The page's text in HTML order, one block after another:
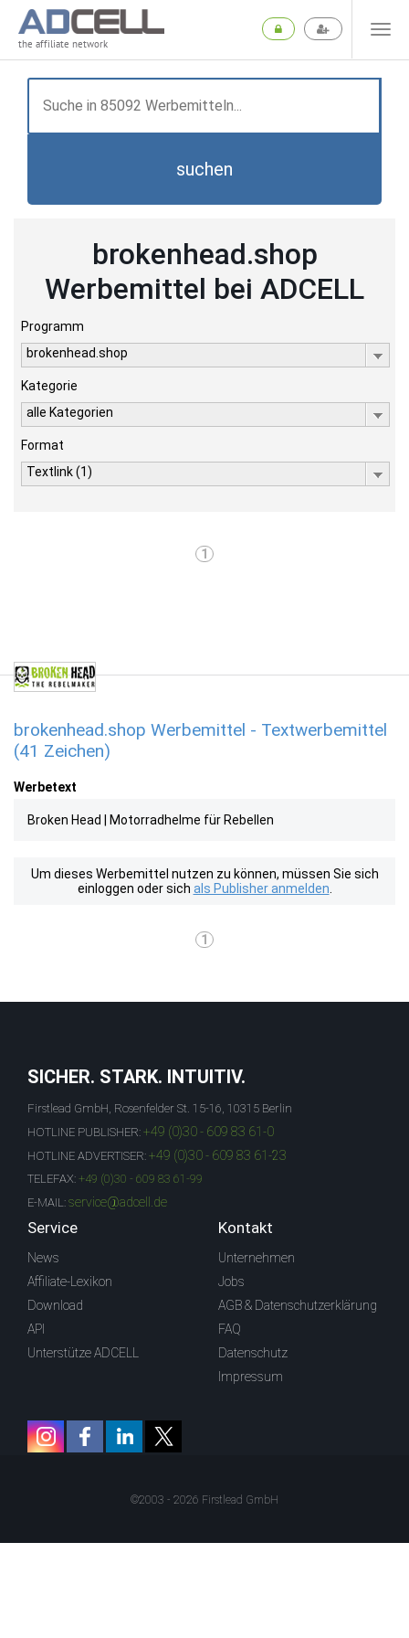
the affiliate network
suchen
brokenhead.shop
Werbemittel bei ADCELL
Programm
brokenhead.shop
Kategorie
alle Kategorien
Format
Textlink (1)
1
brokenhead.shop Werbemittel - Textwerbemittel
(41 Zeichen)
Werbetext
Broken Head | Motorradhelme für Rebellen
Um dieses Werbemittel nutzen zu können, müssen Sie sich
einloggen oder sich als Publisher anmelden
1
SICHER. STARK. INTUITIV.
Firstlead GmbH, Rosenfelder St. 15-16, 10315 Berlin
HOTLINE PUBLISHER: +49 (0)30 - 609 83 61-0
HOTLINE ADVERTISER: +49 (0)30 - 609 83 61-23
TELEFAX: +49 (0)30 - 609 83 61-99
E-MAIL: service@adcell.de
Service
News
Affiliate-Lexikon
Download
API
Unterstütze ADCELL
Kontakt
Unternehmen
Jobs
AGB & Datenschutzerklärung
FAQ
Datenschutz
Impressum
©2003 - 2026 Firstlead GmbH